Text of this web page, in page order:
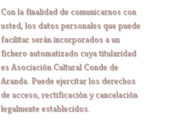
Con la finalidad de comunicarnos con
usted, los datos personales que puede
facilitar serán incorporados a un
fichero automatizado cuya titularidad
es Asociación Cultural Conde de
Aranda. Puede ejercitar los derechos
de acceso, rectificación y cancelación
legalmente establecidos.